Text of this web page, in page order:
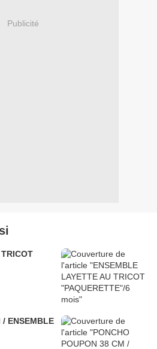
Publicité
/ ENSEMBLE